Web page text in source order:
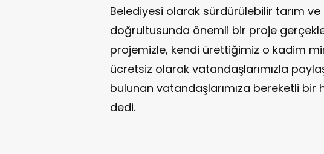
Belediyesi olarak sürdürülebilir tarım
doğrultusunda önemli bir proje
projemizle, kendi ürettiğimiz o kadim
ücretsiz olarak vatandaşlarımızla
bulunan vatandaşlarımıza bereketli
dedi.